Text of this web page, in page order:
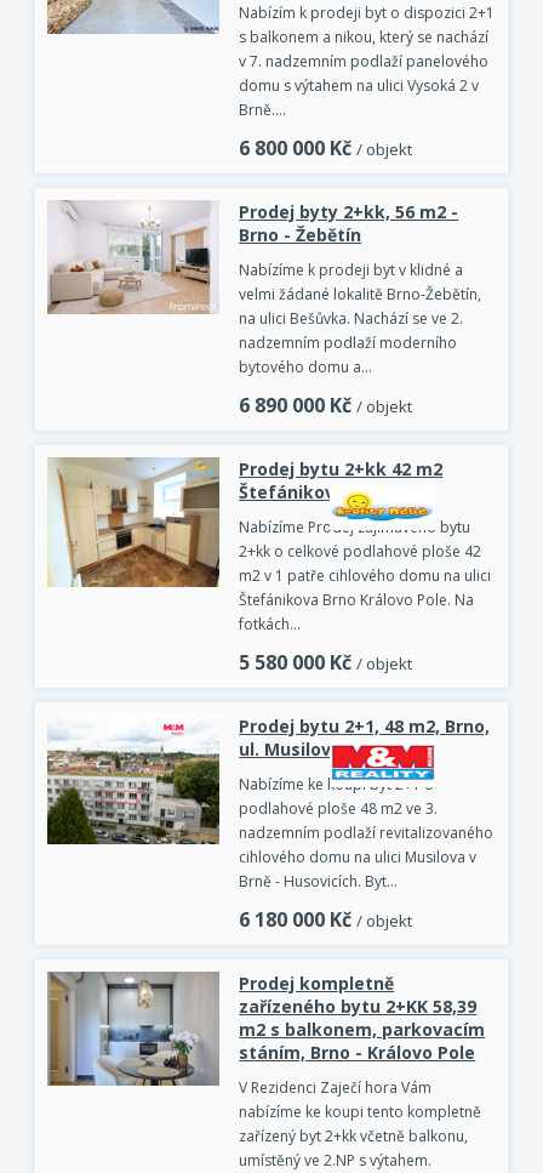
Nabízím k prodeji byt o dispozici 2+1
s balkonem a nikou, který se nachází
v 7. nadzemním podlaží panelového
domu s výtahem na ulici Vysoká 2 v
Brně.…
6 800 000 Kč / objekt
Prodej byty 2+kk, 56 m2 -
Brno - Žebětín
Nabízíme k prodeji byt v klidné a
velmi žádané lokalitě Brno-Žebětín,
na ulici Bešůvka. Nachází se ve 2.
nadzemním podlaží moderního
bytového domu a…
6 890 000 Kč / objekt
Prodej bytu 2+kk 42 m2
Štefánikova Brno
Nabízíme Prodej zajímavého bytu
2+kk o celkové podlahové ploše 42
m2 v 1 patře cihlového domu na ulici
Štefánikova Brno Královo Pole. Na
fotkách…
5 580 000 Kč / objekt
Prodej bytu 2+1, 48 m2, Brno,
ul. Musilova
Nabízíme ke koupi byt 2+1 o
podlahové ploše 48 m2 ve 3.
nadzemním podlaží revitalizovaného
cihlového domu na ulici Musilova v
Brně - Husovicích. Byt…
6 180 000 Kč / objekt
Prodej kompletně
zařízeného bytu 2+KK 58,39
m2 s balkonem, parkovacím
stáním, Brno - Královo Pole
V Rezidenci Zaječí hora Vám
nabízíme ke koupi tento kompletně
zařízený byt 2+kk včetně balkonu,
umístěný ve 2.NP s výtahem.